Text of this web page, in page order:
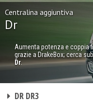
Centralina aggiuntiva
Dr
Aumenta potenza e coppia
grazie a DrakeBox; cerca
Dr.
DR DR3